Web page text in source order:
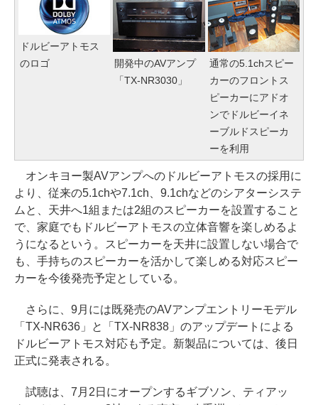
ドルビーアトモス
のロゴ
開発中のAVアンプ
「TX-NR3030」
通常の5.1chスピー
カーのフロントス
ピーカーにアドオ
ンでドルビーイネ
ーブルドスピーカ
ーを利用
オンキヨー製AVアンプへのドルビーアトモスの採用に
より、従来の5.1chや7.1ch、9.1chなどのシアターシステ
ムと、天井へ1組または2組のスピーカーを設置すること
で、家庭でもドルビーアトモスの立体音響を楽しめるよ
うになるという。スピーカーを天井に設置しない場合で
も、手持ちのスピーカーを活かして楽しめる対応スピー
カーを今後発売予定としている。
さらに、9月には既発売のAVアンプエントリーモデル
「TX-NR636」と「TX-NR838」のアップデートによる
ドルビーアトモス対応も予定。新製品については、後日
正式に発表される。
試聴は、7月2日にオープンするギブソン、ティアッ